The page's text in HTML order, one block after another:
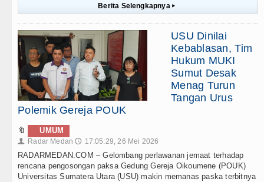
Berita Selengkapnya ▸
USU Dinilai
Kebablasan, Tim
Hukum MUKI
Sumut Desak
Menag Turun
Tangan Urus
Polemik Gereja POUK
🔖 UMUM
👤 Radar Medan 🕔 17:05:29, 26 Mei 2026
RADARMEDAN.COM – Gelombang perlawanan jemaat terhadap
rencana pengosongan paksa Gedung Gereja Oikoumene (POUK)
Universitas Sumatera Utara (USU) makin memanas paska terbitnya